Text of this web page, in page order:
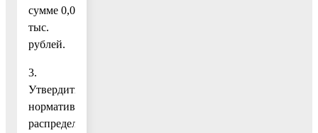
сумме 0,0
тыс.
рублей.
3.
Утвердить
нормативы
распределения